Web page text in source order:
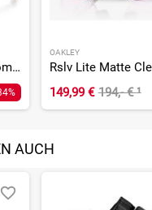
Shift Split MAG Matte Bone - ChromaPop Black Gold Mirror
OAKLEY
149,99 € 194,- €¹
AUCH